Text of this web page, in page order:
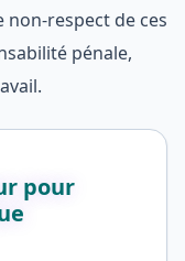
respect de ces
pénale,
pour